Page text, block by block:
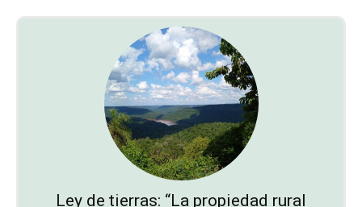
Ley de tierras: “La propiedad rural